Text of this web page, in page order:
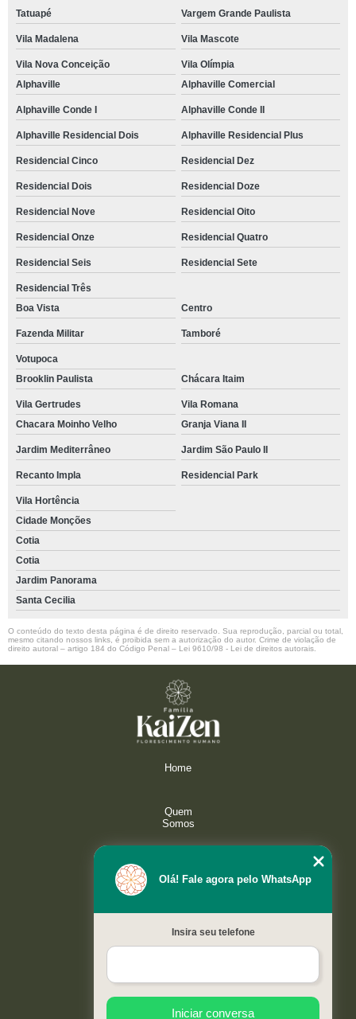
Tatuapé Vargem Grande Paulista
Vila Madalena Vila Mascote
Vila Nova Conceição
Vila Olímpia
Alphaville
Alphaville Comercial
Alphaville Conde I Alphaville Conde II
Alphaville Residencial Dois Alphaville Residencial Plus
Residencial Cinco Residencial Dez
Residencial Dois Residencial Doze
Residencial Nove Residencial Oito
Residencial Onze Residencial Quatro
Residencial Seis Residencial Sete
Residencial Três
Boa Vista
Centro
Fazenda Militar Tamboré
Votupoca
Brooklin Paulista
Chácara Itaim
Vila Gertrudes
Vila Romana
Chacara Moinho Velho
Granja Viana II
Jardim Mediterrâneo Jardim São Paulo II
Recanto Impla Residencial Park
Vila Hortência
Cidade Monções
Cotia
Cotia
Jardim Panorama
Santa Cecilia
O conteúdo do texto desta página é de direito reservado. Sua reprodução, parcial ou total,
mesmo citando nossos links, é proibida sem a autorização do autor. Crime de violação de
direito autoral – artigo 184 do Código Penal – Lei 9610/98 - Lei de direitos autorais
Home
Quem
Somos
Galeria
Mapa do
site
Olá! Fale agora pelo WhatsApp
Insira seu telefone
Iniciar conversa